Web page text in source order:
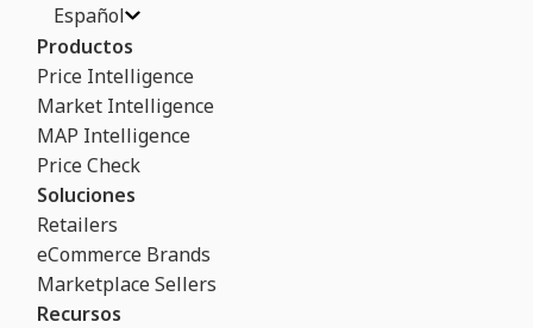
Español
Productos
Price Intelligence
Market Intelligence
MAP Intelligence
Price Check
Soluciones
Retailers
eCommerce Brands
Marketplace Sellers
Recursos